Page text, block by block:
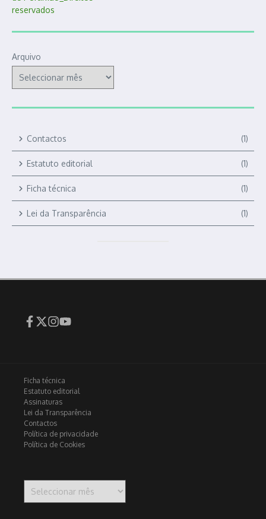
Arquivo
Contactos (1)
Estatuto editorial (1)
Ficha técnica (1)
Lei da Transparência (1)
Ficha técnica
Estatuto editorial
Assinaturas
Lei da Transparência
Contactos
Política de privacidade
Política de Cookies